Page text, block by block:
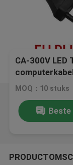
CA-300V
MOQ：10 stuks